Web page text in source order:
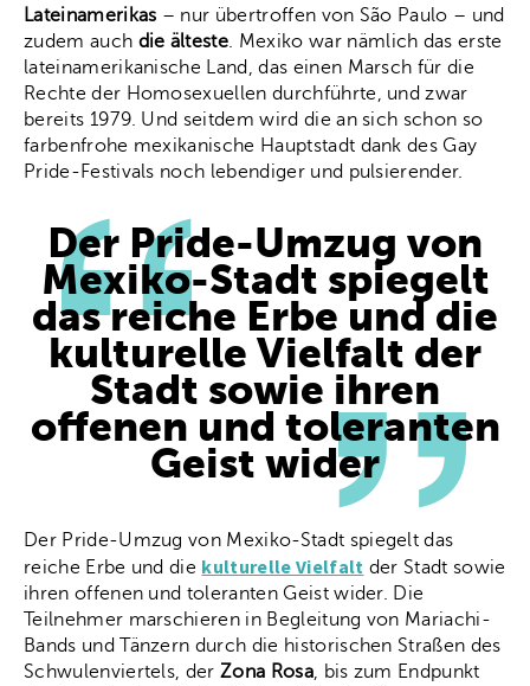
Lateinamerikas – nur übertroffen von São Paulo – und
zudem auch die älteste. Mexiko war nämlich das erste
lateinamerikanische Land, das einen Marsch für die
Rechte der Homosexuellen durchführte, und zwar
bereits 1979. Und seitdem wird die an sich schon so
farbenfrohe mexikanische Hauptstadt dank des Gay
Pride-Festivals noch lebendiger und pulsierender.
Der Pride-Umzug von
Mexiko-Stadt spiegelt
das reiche Erbe und die
kulturelle Vielfalt der
Stadt sowie ihren
offenen und toleranten
Geist wider
Der Pride-Umzug von Mexiko-Stadt spiegelt das
reiche Erbe und die kulturelle Vielfalt der Stadt sowie
ihren offenen und toleranten Geist wider. Die
Teilnehmer marschieren in Begleitung von Mariachi-
Bands und Tänzern durch die historischen Straßen des
Schwulenviertels, derZona Rosa, bis zum Endpunkt